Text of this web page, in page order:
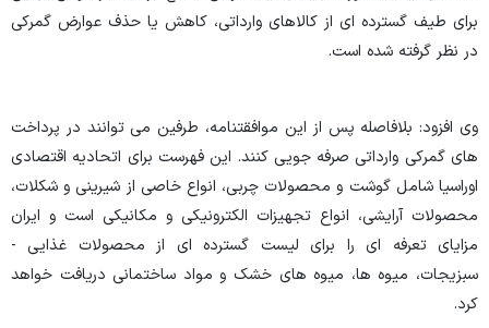
برای طیف گسترده ای از کالاهای وارداتی، کاهش یا حذف عوارض گمرکی
در نظر گرفته شده است.
وی افزود: بلافاصله پس از این موافقتنامه، طرفین می توانند در پرداخت
های گمرکی وارداتی صرفه جویی کنند. این فهرست برای اتحادیه اقتصادی
اوراسیا شامل گوشت و محصولات چربی، انواع خاصی از شیرینی و شکلات،
محصولات آرایشی، انواع تجهیزات الکترونیکی و مکانیکی است و ایران
مزایای تعرفه ای را برای لیست گسترده ای از محصولات غذایی -
سبزیجات، میوه ها، میوه های خشک و مواد ساختمانی دریافت خواهد
کرد.